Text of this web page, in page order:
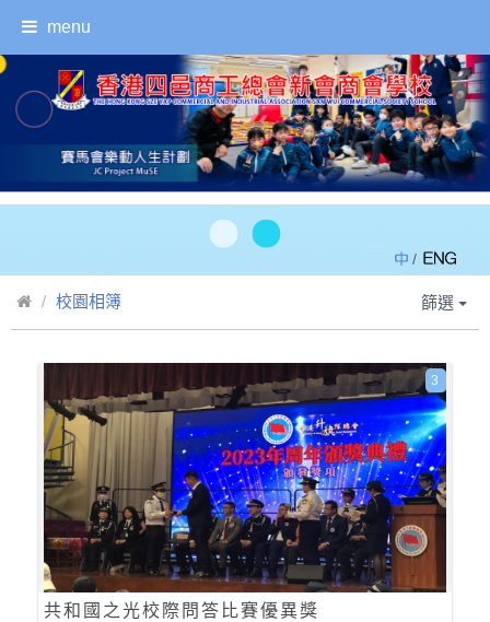
menu
/
校園相簿 篩選
共和國之光校際問答比賽優異獎
3